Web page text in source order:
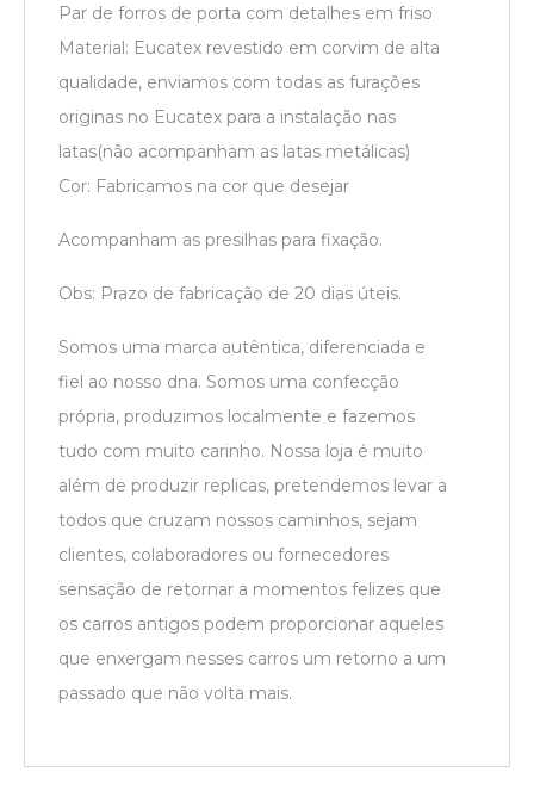
Par de forros de porta com detalhes em friso
Material: Eucatex revestido em corvim de alta
qualidade, enviamos com todas as furações
originas no Eucatex para a instalação nas
latas(não acompanham as latas metálicas)
Cor: Fabricamos na cor que desejar
Acompanham as presilhas para fixação.
Obs: Prazo de fabricação de 20 dias úteis.
Somos uma marca autêntica, diferenciada e
fiel ao nosso dna. Somos uma confecção
própria, produzimos localmente e fazemos
tudo com muito carinho. Nossa loja é muito
além de produzir replicas, pretendemos levar a
todos que cruzam nossos caminhos, sejam
clientes, colaboradores ou fornecedores
sensação de retornar a momentos felizes que
os carros antigos podem proporcionar aqueles
que enxergam nesses carros um retorno a um
passado que não volta mais.